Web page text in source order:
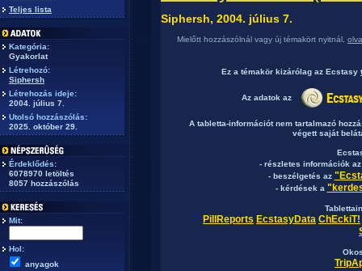
Teljes lista
Kategória:
Gyakorlat
Létrehozó:
Siphersh
Létrehozás ideje:
2004. július 7.
Utolsó hozzászólás:
2025. október 29.
Érdeklődés:
6078970 letöltés
8057 hozzászólás
Mit:
Hol:
anyagok
Siphersh, 2004. július 7.
Mielőtt hozzászólnál vagy új témakört nyitnál,
Ez a témakör kizárólag az Ecstasy
Az adatok az
A tabletta-információt nem tartalmazó
végett saját
- részletes információk
- beszélgetés az
- kérdések a
PillReports EcstasyData ChEckiT!